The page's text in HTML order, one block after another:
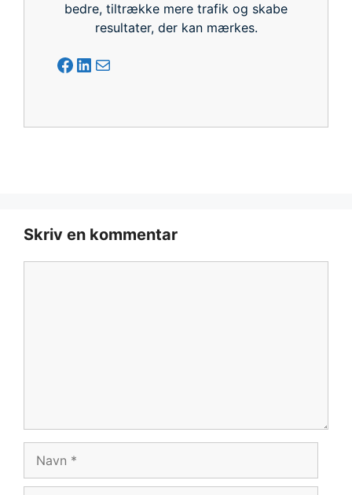
bedre, tiltrække mere trafik og skabe
resultater, der kan mærkes.
Facebook
LinkedIn
Mail
Skriv en kommentar